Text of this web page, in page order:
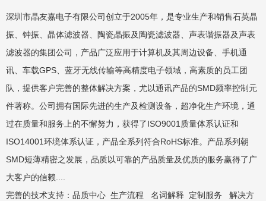
深圳市晶友嘉电子有限公司创立于2005年，是专业生产和销售石英晶
振、钟振、晶体滤波器、陶瓷晶振及陶瓷滤波器、声表谐振器及声表
滤波器的集团公司，产品广泛应用于计算机及其周边设备、手机通
讯、车载GPS、蓝牙无线传输等高精度电子领域，高素质的员工团
队，提供客户完善的整体解决方案，尤以通讯产品的SMD频率控制元
件著称。公司拥有国际先进的生产及检测设备，超净化生产环境，通
过在质量和服务上的不懈努力，获得了ISO9001质量体系认证和
ISO14001环境体系认证，产品全系列符合RoHS标准。产品系列朝
SMD短薄精密之发展，品质以可靠的产品质量及优质的服务赢得了广
大客户的信赖....
完善的技术支持： 品质中心 生产流程 名词解释 定制服务
解决方